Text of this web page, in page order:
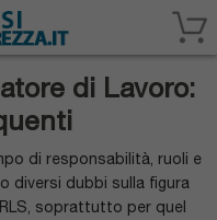
di Lavoro:
di responsabilità, ruoli e
diversi dubbi sulla figura
soprattutto per quel